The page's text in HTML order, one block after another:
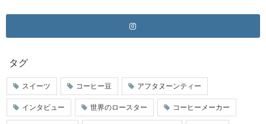
タグ
スイーツ コーヒー豆 アフタヌーンティー
インタビュー 世界のロースター コーヒーメーカー